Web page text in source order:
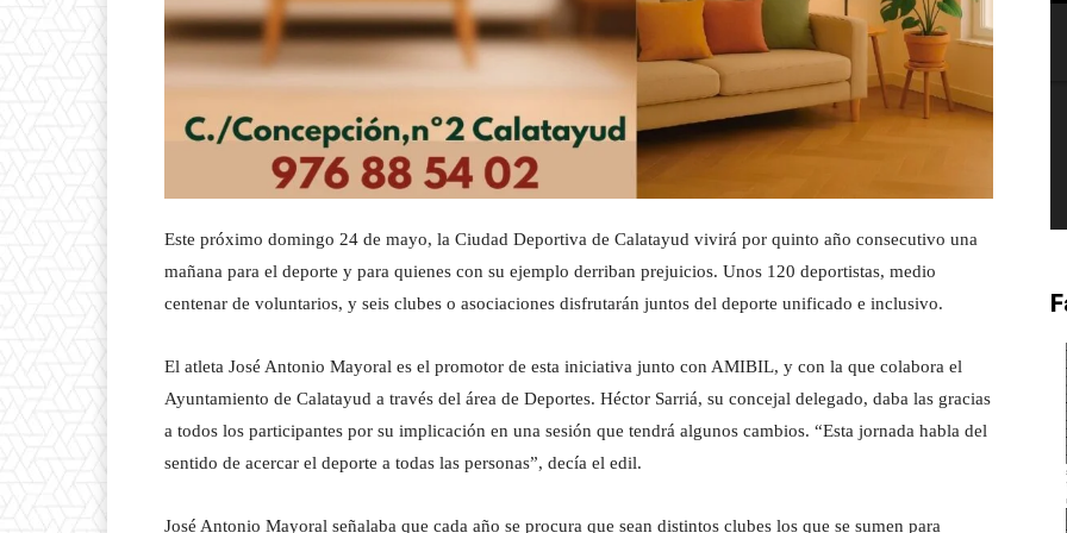
Este próximo domingo 24 de mayo, la Ciudad Deportiva de Calatayud vivirá por quinto año consecutivo una
mañana para el deporte y para quienes con su ejemplo derriban prejuicios. Unos 120 deportistas, medio
centenar de voluntarios, y seis clubes o asociaciones disfrutarán juntos del deporte unificado e inclusivo.
El atleta José Antonio Mayoral es el promotor de esta iniciativa junto con AMIBIL, y con la que colabora el
Ayuntamiento de Calatayud a través del área de Deportes. Héctor Sarriá, su concejal delegado, daba las gracias
a todos los participantes por su implicación en una sesión que tendrá algunos cambios. “Esta jornada habla del
sentido de acercar el deporte a todas las personas”, decía el edil.
José Antonio Mayoral señalaba que cada año se procura que sean distintos clubes los que se sumen para